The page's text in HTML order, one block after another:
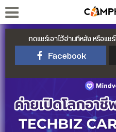
กดแชร์เอาไว้อ่านทีหลัง หรือแช
Facebook